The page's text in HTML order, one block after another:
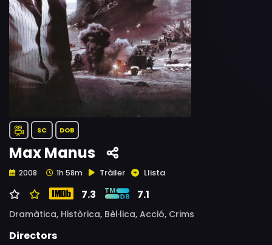
SC DOB
Max Manus
2008 1h 58m Tràiler Llista
7.3 7.1
Dramàtica, Històrica, Bèl·lica, Acció, Crims
Directors